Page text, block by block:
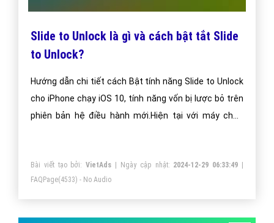
Slide to Unlock là gì và cách bật tắt Slide
to Unlock?
Hướng dẫn chi tiết cách Bật tính năng Slide to Unlock
cho iPhone chạy iOS 10, tính năng vốn bị lược bỏ trên
phiên bản hệ điều hành mới.Hiện tại với máy chưa
Unlock cho iPhone chạy iOS 10.
Bài viết tạo bởi:VietAds | Ngày cập nhật: 2024-12-29 06:33:49 |
FAQPage(4533) - No Audio